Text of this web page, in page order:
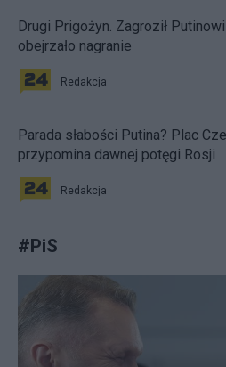
Drugi Prigożyn. Zagroził
obejrzało nagranie
Redakcja
Parada słabości Putina? Plac
przypomina dawnej potęgi Rosji
Redakcja
#PiS